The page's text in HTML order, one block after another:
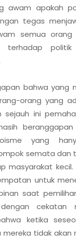
awam apakah
tegas
semua orang
terhadap
bahwa yang
orang yang
sejauh ini
yang
semata dan
masyarakat
untuk
saat
cekatan
ketika
tidak akan